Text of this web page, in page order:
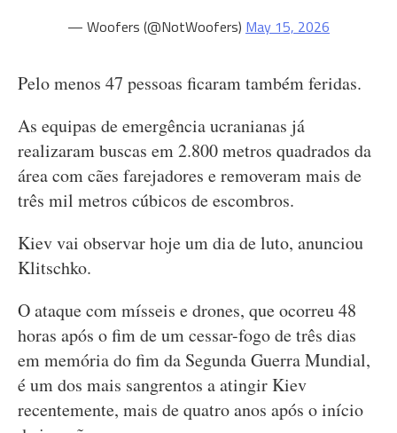
— Woofers (@NotWoofers) May 15, 2026
Pelo menos 47 pessoas ficaram também feridas.
As equipas de emergência ucranianas já
realizaram buscas em 2.800 metros quadrados da
área com cães farejadores e removeram mais de
três mil metros cúbicos de escombros.
Kiev vai observar hoje um dia de luto, anunciou
Klitschko.
O ataque com mísseis e drones, que ocorreu 48
horas após o fim de um cessar-fogo de três dias
em memória do fim da Segunda Guerra Mundial,
é um dos mais sangrentos a atingir Kiev
recentemente, mais de quatro anos após o início